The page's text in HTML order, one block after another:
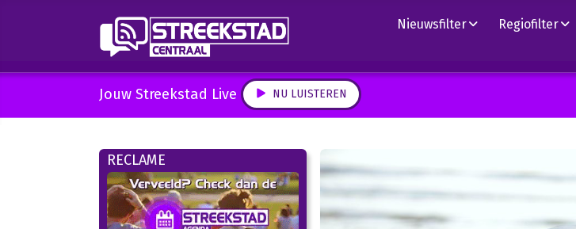
Nieuwsfilter Regiofilter
Jouw Streekstad Live NU LUISTEREN
RECLAME